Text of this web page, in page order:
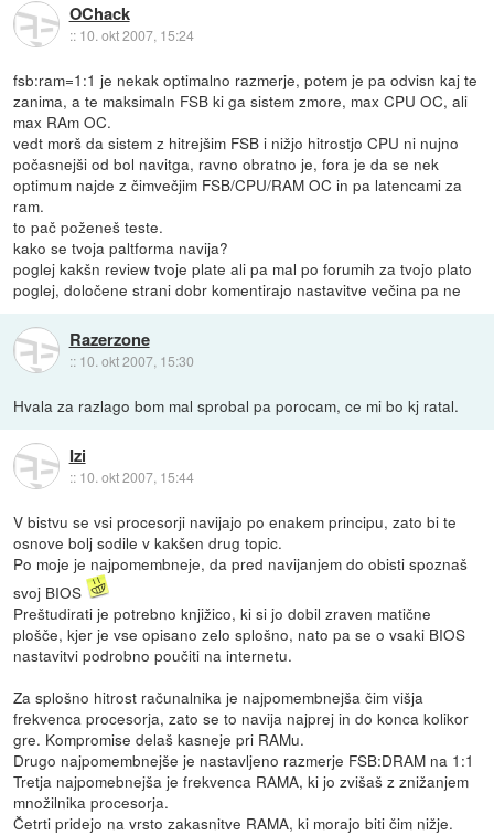
OChack
:: 10. okt 2007, 15:24
fsb:ram=1:1 je nekak optimalno razmerje, potem je pa odvisn kaj te
zanima, a te maksimaln FSB ki ga sistem zmore, max CPU OC, ali
max RAm OC.
vedt morš da sistem z hitrejšim FSB i nižjo hitrostjo CPU ni nujno
počasnejši od bol navitga, ravno obratno je, fora je da se nek
optimum najde z čimvečjim FSB/CPU/RAM OC in pa latencami za
ram.
to pač poženeš teste.
kako se tvoja paltforma navija?
poglej kakšn review tvoje plate ali pa mal po forumih za tvojo plato
poglej, določene strani dobr komentirajo nastavitve večina pa ne
Razerzone
:: 10. okt 2007, 15:30
Hvala za razlago bom mal sprobal pa porocam, ce mi bo kj ratal.
Izi
:: 10. okt 2007, 15:44
V bistvu se vsi procesorji navijajo po enakem principu, zato bi te
osnove bolj sodile v kakšen drug topic.
Po moje je najpomembneje, da pred navijanjem do obisti spoznaš
svoj BIOS
Preštudirati je potrebno knjižico, ki si jo dobil zraven matične
plošče, kjer je vse opisano zelo splošno, nato pa se o vsaki BIOS
nastavitvi podrobno poučiti na internetu.
Za splošno hitrost računalnika je najpomembnejša čim višja
frekvenca procesorja, zato se to navija najprej in do konca kolikor
gre. Kompromise delaš kasneje pri RAMu.
Drugo najpomembnejše je nastavljeno razmerje FSB:DRAM na 1:1
Tretja najpomebnejša je frekvenca RAMA, ki jo zvišaš z znižanjem
množilnika procesorja.
Četrti pridejo na vrsto zakasnitve RAMA, ki morajo biti čim nižje.